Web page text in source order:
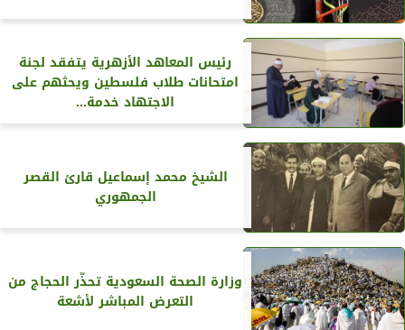
رئيس المعاهد الأزهرية يتفقد لجنة
امتحانات طلاب فلسطين ويحثهم على
الاجتهاد خدمة...
الشيخ محمد إسماعيل قارئ القصر
الجمهوري
وزارة الصحة السعودية تحذّر الحجاج من
التعرض المباشر لأشعة